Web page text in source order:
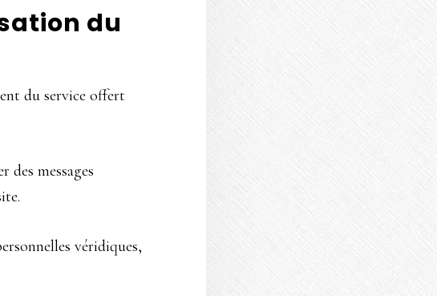
du
du service offert
des messages
véridiques,